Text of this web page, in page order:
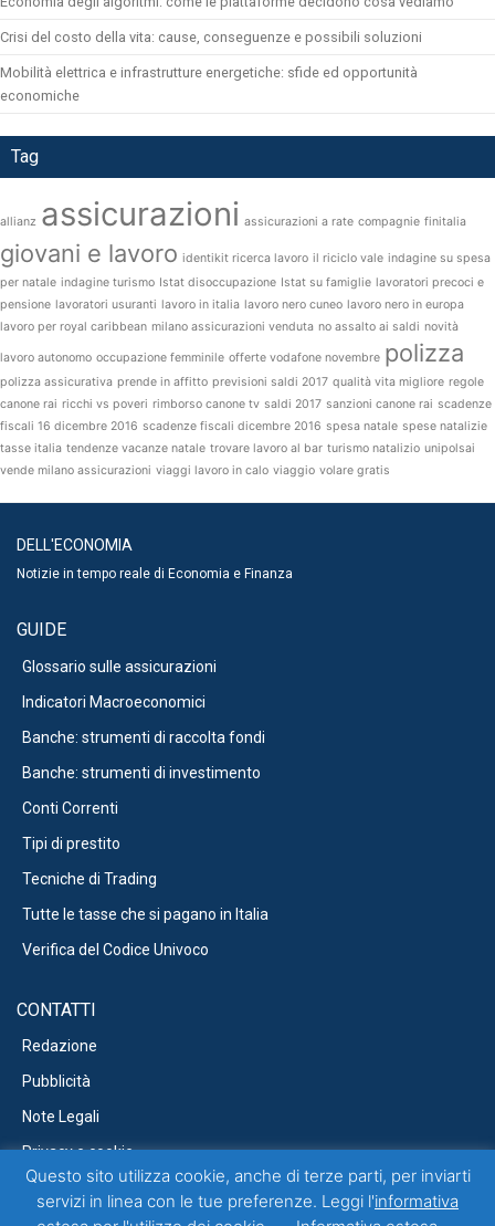
Crisi del costo della vita: cause, conseguenze e possibili soluzioni
Mobilità elettrica e infrastrutture energetiche: sfide ed opportunità
economiche
Tag
allianz assicurazioni assicurazioni a rate compagnie finitalia
giovani e lavoro identikit ricerca lavoro il riciclo vale indagine su spesa
per natale indagine turismo Istat disoccupazione Istat su famiglie lavoratori precoci e
pensione lavoratori usuranti lavoro in italia lavoro nero cuneo lavoro nero in europa
lavoro per royal caribbean milano assicurazioni venduta no assalto ai saldi novità
lavoro autonomo occupazione femminile offerte vodafone novembre polizza
polizza assicurativa prende in affitto previsioni saldi 2017 qualità vita migliore regole
canone rai ricchi vs poveri rimborso canone tv saldi 2017 sanzioni canone rai scadenze
fiscali 16 dicembre 2016 scadenze fiscali dicembre 2016 spesa natale spese natalizie
tasse italia tendenze vacanze natale trovare lavoro al bar turismo natalizio unipolsai
vende milano assicurazioni viaggi lavoro in calo viaggio volare gratis
DELL'ECONOMIA
Notizie in tempo reale di Economia e Finanza
GUIDE
Glossario sulle assicurazioni
Indicatori Macroeconomici
Banche: strumenti di raccolta fondi
Banche: strumenti di investimento
Conti Correnti
Tipi di prestito
Tecniche di Trading
Tutte le tasse che si pagano in Italia
Verifica del Codice Univoco
CONTATTI
Redazione
Pubblicità
Note Legali
Privacy e cookie
Questo sito utilizza cookie, anche di terze parti, per inviarti
servizi in linea con le tue preferenze. Leggi l'informativa